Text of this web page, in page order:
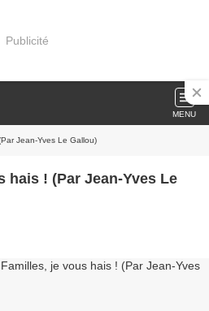
Publicité
MENU
Jean-Yves Le Gallou)
hais ! (Par Jean-Yves Le